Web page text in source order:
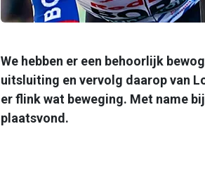
We hebben er een behoorlijk
uitsluiting en vervolg daarop van
er flink wat beweging. Met name
plaatsvond.